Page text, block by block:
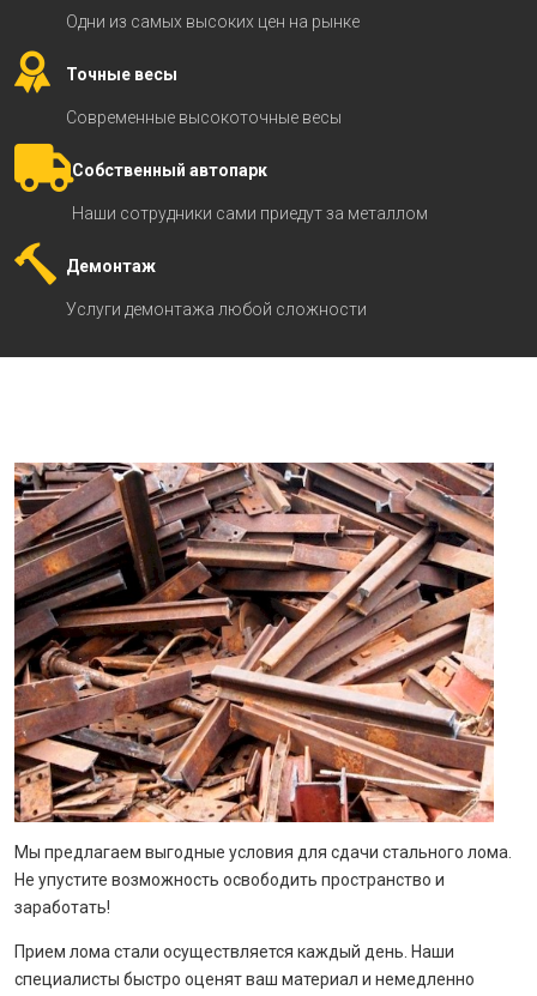
Одни из самых высоких цен на рынке
Точные весы
Современные высокоточные весы
Собственный автопарк
Наши сотрудники сами приедут за металлом
Демонтаж
Услуги демонтажа любой сложности
Мы предлагаем выгодные условия для сдачи стального лома.
Не упустите возможность освободить пространство и
заработать!
Прием лома стали осуществляется каждый день. Наши
специалисты быстро оценят ваш материал и немедленно